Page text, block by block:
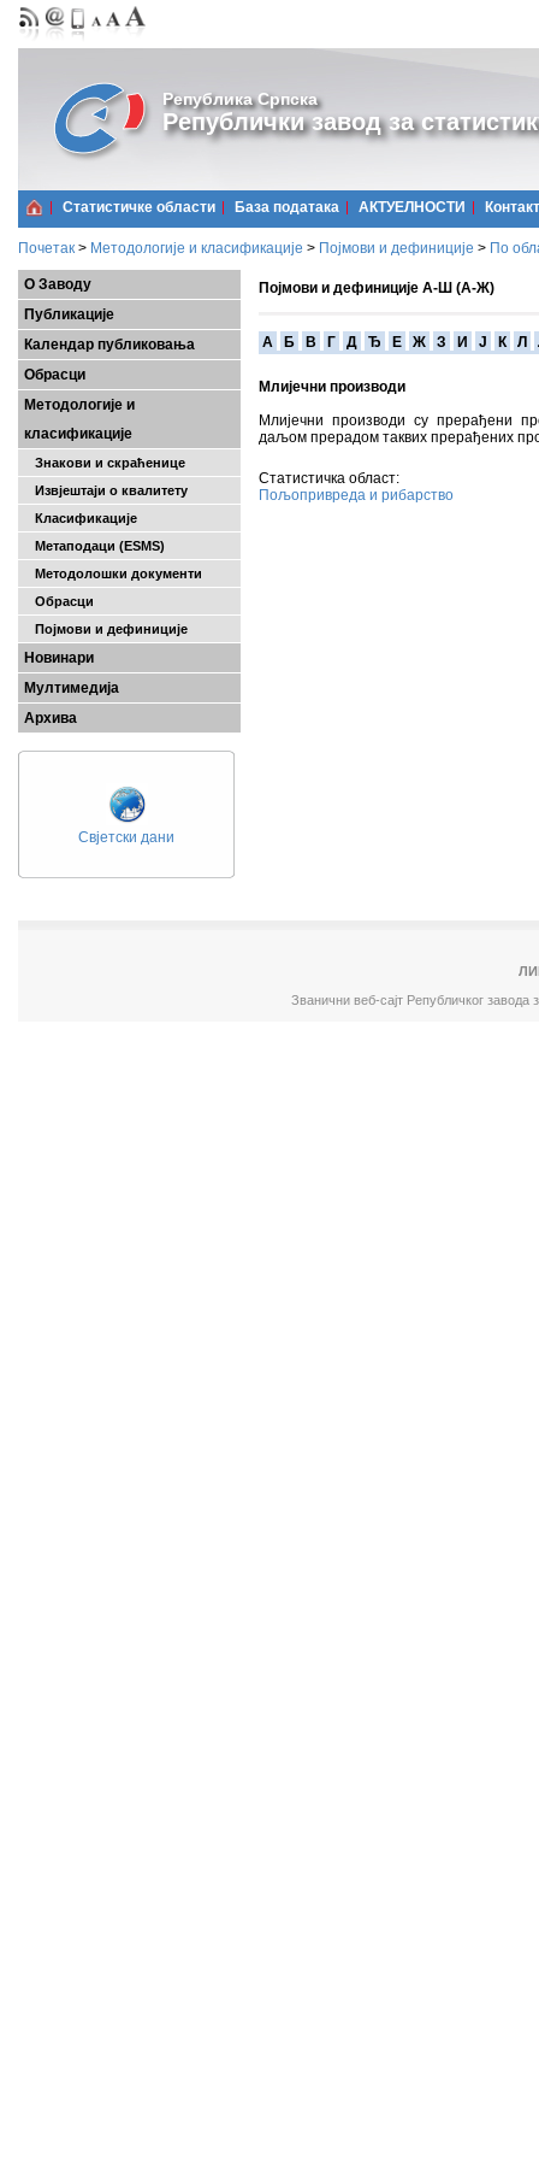
Република Српска
Републички завод за
Статистичке области Базa података АКТУЕЛНОСТИ Контакт
Почетак > Методологије и класификације > Појмови и дефиниције > По
О Заводу
Публикације
Календар публиковања
Обрасци
Методологије и
класификације
Знакови и скраћенице
Извјештаји о квалитету
Класификације
Метаподаци (ESMS)
Методолошки документи
Обрасци
Појмови и дефиниције
Новинари
Мултимедија
Архива
Свјетски дани
Појмови и дефиниције А-Ш (А-Ж)
A Б В Г Д Ђ Е Ж З И Ј К Л
Млијечни производи
Млијечни производи су прерађени
даљом прерадом таквих прерађених
Статистичка област:
Пољопривреда и рибарство
Званични веб-сајт Републичког